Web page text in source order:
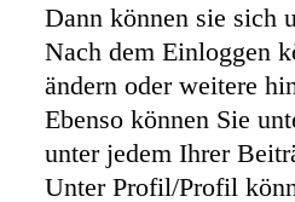
Dann können sie sich
Nach dem Einloggen
ändern oder weitere
Ebenso können Sie
unter jedem Ihrer
Unter Profil/Profil